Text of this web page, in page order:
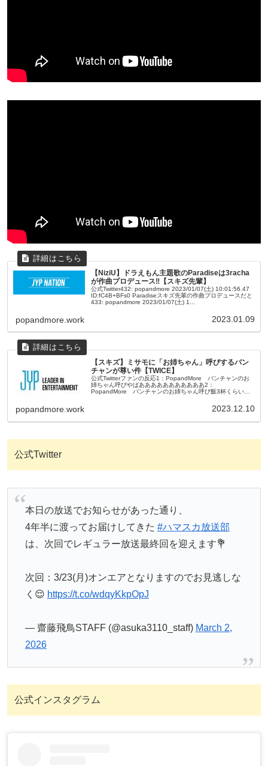
【NiziU】ドラえもん主題歌のParadiseは3racha
が作曲プロデュース‼【スキズ先輩】
公式Twitter432: popandmore 2023/01/07(土) 10:01:56.47
ID:fC4B+BFs0 Paradiseスキズ先輩の作曲プロデュースだと
433: popandmore 2023/01/07(土) 1...
popandmore.work 2023.01.09
【スキズ】ミサモに「お姉ちゃん」呼びするバン
チャンが尊い件【TWICE】
公式Twitterファンの反応1：PopandMore バンチャンのお
姉ちゃん呼びやばあああああああああああ2：
PopandMore バンチャンのお姉ちゃん呼び飯3杯くらい食
popandmore.work 2023.12.10
公式Twitter
本日の放送でお知らせがあった通り、
4年半に渡ってお届けしてきた #ハマスカ放送部
は、次回でレギュラー放送最終回を迎えます💐
次回：3/23(月)オンエアとなりますのでお見逃しな
く😌 https://t.co/wdqyKkpOpJ
— 齋藤飛鳥STAFF (@asuka3110_staff) March 2,
2026
公式インスタグラム